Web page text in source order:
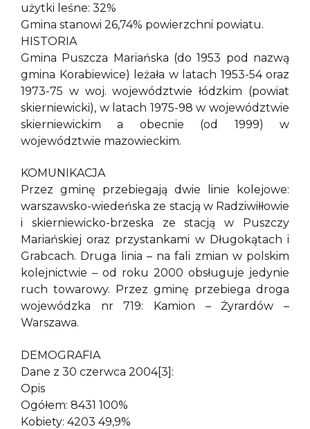
użytki leśne: 32%
Gmina stanowi 26,74% powierzchni powiatu.
HISTORIA
Gmina Puszcza Mariańska (do 1953 pod nazwą
gmina Korabiewice) leżała w latach 1953-54 oraz
1973-75 w woj. województwie łódzkim (powiat
skierniewicki), w latach 1975-98 w województwie
skierniewickim a obecnie (od 1999) w
województwie mazowieckim.
KOMUNIKACJA
Przez gminę przebiegają dwie linie kolejowe:
warszawsko-wiedeńska ze stacją w Radziwiłłowie
i skierniewicko-brzeska ze stacją w Puszczy
Mariańskiej oraz przystankami w Długokątach i
Grabcach. Druga linia – na fali zmian w polskim
kolejnictwie – od roku 2000 obsługuje jedynie
ruch towarowy. Przez gminę przebiega droga
wojewódzka nr 719: Kamion – Żyrardów –
Warszawa.
DEMOGRAFIA
Dane z 30 czerwca 2004[3]:
Opis
Ogółem: 8431 100%
Kobiety: 4203 49,9%